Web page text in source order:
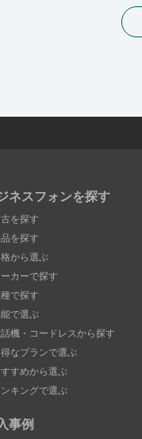
ネスフォンを探す
を探す
を探す
から選ぶ
ーカーで探す
で探す
で選ぶ
機・コードレスから探す
なプランで選ぶ
すめから選ぶ
キングで選ぶ
事例